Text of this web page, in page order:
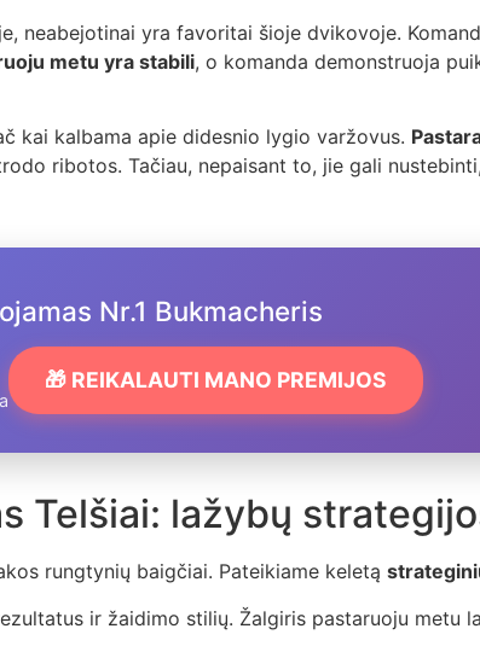
neabejotinai yra favoritai šioje dvikovoje.
metu yra stabili, o komanda demonstruoja
kai kalbama apie didesnio lygio varžovus.
ribotos. Tačiau, nepaisant to, jie gali
Nr.1 Bukmacheris
🎁 REIKALAUTI MANO PREMIJOS
Telšiai: lažybų
rungtynių baigčiai. Pateikiame keletą
ir žaidimo stilių. Žalgiris pastaruoju metu